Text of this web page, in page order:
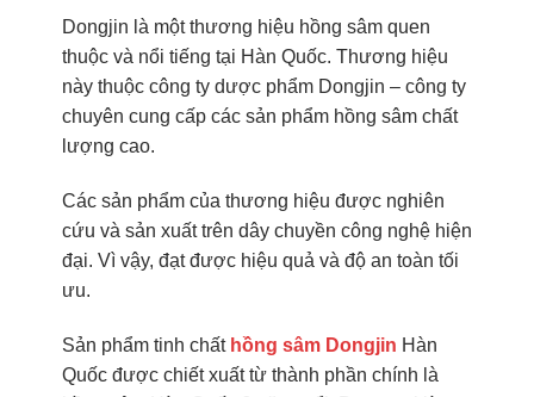
Dongjin là một thương hiệu hồng sâm quen
thuộc và nổi tiếng tại Hàn Quốc. Thương hiệu
này thuộc công ty dược phẩm Dongjin – công ty
chuyên cung cấp các sản phẩm hồng sâm chất
lượng cao.
Các sản phẩm của thương hiệu được nghiên
cứu và sản xuất trên dây chuyền công nghệ hiện
đại. Vì vậy, đạt được hiệu quả và độ an toàn tối
ưu.
Sản phẩm tinh chất hồng sâm Dongjin Hàn
Quốc được chiết xuất từ thành phần chính là